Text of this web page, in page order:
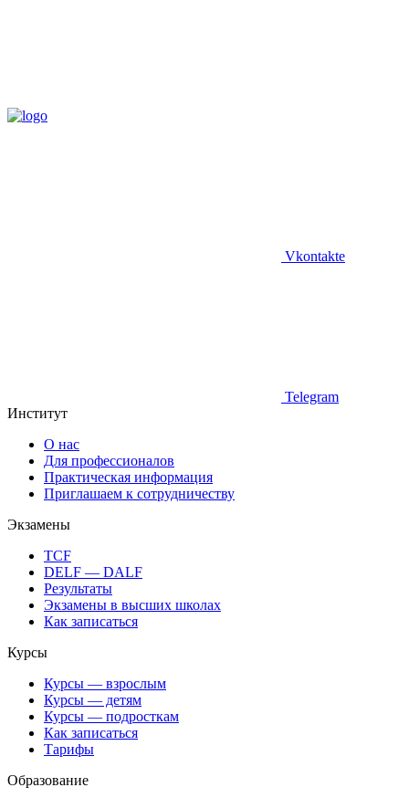
Vkontakte
Telegram
Институт
О нас
Для профессионалов
Практическая информация
Приглашаем к сотрудничеству
Экзамены
TCF
DELF — DALF
Результаты
Экзамены в высших школах
Как записаться
Курсы
Курсы — взрослым
Курсы — детям
Курсы — подросткам
Как записаться
Тарифы
Образование